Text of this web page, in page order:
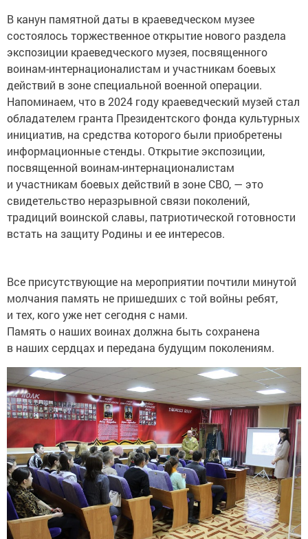
В канун памятной даты в краеведческом музее
состоялось торжественное открытие нового раздела
экспозиции краеведческого музея, посвященного
воинам-интернационалистам и участникам боевых
действий в зоне специальной военной операции.
Напоминаем, что в 2024 году краеведческий музей стал
обладателем гранта Президентского фонда культурных
инициатив, на средства которого были приобретены
информационные стенды. Открытие экспозиции,
посвященной воинам-интернационалистам
и участникам боевых действий в зоне СВО, — это
свидетельство неразрывной связи поколений,
традиций воинской славы, патриотической готовности
встать на защиту Родины и ее интересов.
Все присутствующие на мероприятии почтили минутой
молчания память не пришедших с той войны ребят,
и тех, кого уже нет сегодня с нами.
Память о наших воинах должна быть сохранена
в наших сердцах и передана будущим поколениям.